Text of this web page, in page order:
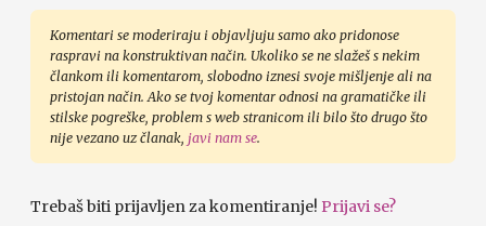
Komentari se moderiraju i objavljuju samo ako pridonose
raspravi na konstruktivan način. Ukoliko se ne slažeš s nekim
člankom ili komentarom, slobodno iznesi svoje mišljenje ali na
pristojan način. Ako se tvoj komentar odnosi na gramatičke ili
stilske pogreške, problem s web stranicom ili bilo što drugo što
nije vezano uz članak, javi nam se.
Trebaš biti prijavljen za komentiranje! Prijavi se?